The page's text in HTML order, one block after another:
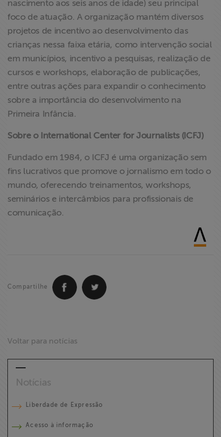
nascimento aos seis anos de idade) seu principal
foco de atuação. A organização mantém diversos
projetos de incentivo ao desenvolvimento das
crianças nessa faixa etária, como intervenção social
em municípios, incentivo a pesquisas, realização de
cursos e workshops, elaboração de publicações,
entre outras ações para expandir o conhecimento
sobre a importância do desenvolvimento na
Primeira Infância.
Sobre o International Center for Journalists (ICFJ)
Fundado em 1984, o ICFJ é uma organização sem
fins lucrativos que promove o jornalismo em todo o
mundo, oferecendo treinamentos, workshops,
seminários e intercâmbios para profissionais de
comunicação.
Compartilhe
Voltar para notícias
Notícias
Liberdade de Expressão
Acesso à informação